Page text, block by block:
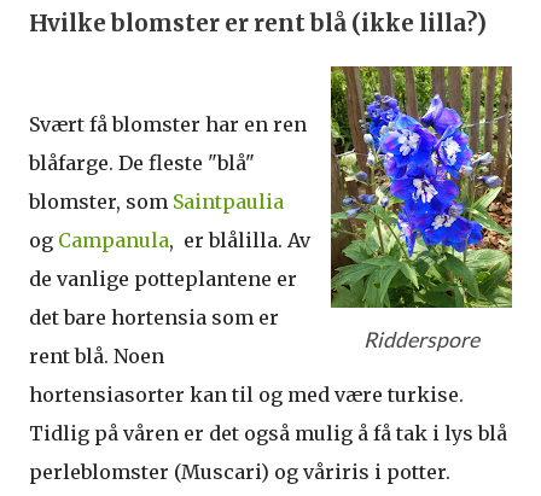
Hvilke blomster er rent blå (ikke lilla?)
Ridderspore
Svært få blomster har en ren
blåfarge. De fleste "blå"
blomster, som Saintpaulia
og Campanula, er blålilla. Av
de vanlige potteplantene er
det bare hortensia som er
rent blå. Noen
hortensiasorter kan til og med være turkise.
Tidlig på våren er det også mulig å få tak i lys blå
perleblomster (Muscari) og våriris i potter.